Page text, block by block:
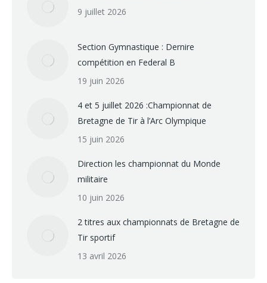
9 juillet 2026
Section Gymnastique : Dernire
compétition en Federal B
19 juin 2026
4 et 5 juillet 2026 :Championnat de
Bretagne de Tir à l’Arc Olympique
15 juin 2026
Direction les championnat du Monde
militaire
10 juin 2026
2 titres aux championnats de Bretagne de
Tir sportif
13 avril 2026